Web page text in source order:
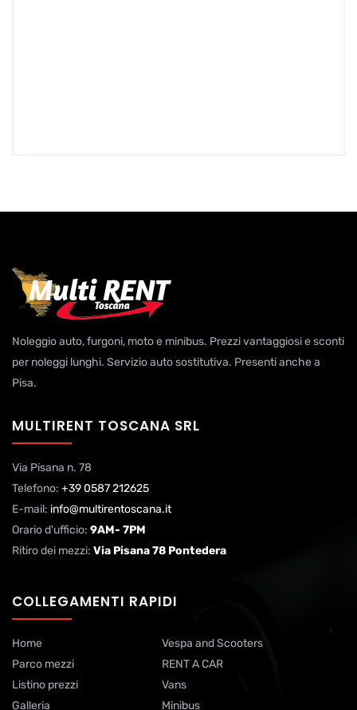
Noleggio auto, furgoni, moto e minibus. Prezzi vantaggiosi e sconti
per noleggi lunghi. Servizio auto sostitutiva. Presenti anche a
Pisa.
MULTIRENT TOSCANA SRL
Via Pisana n. 78
Telefono: +39 0587 212625
E-mail: info@multirentoscana.it
Orario d'ufficio: 9AM- 7PM
Ritiro dei mezzi: Via Pisana 78 Pontedera
COLLEGAMENTI RAPIDI
Home
Parco mezzi
Listino prezzi
Galleria
Vespa and Scooters
RENT A CAR
Vans
Minibus